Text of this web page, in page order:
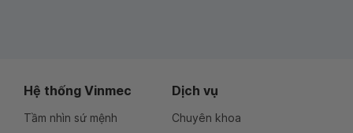
Hệ thống Vinmec
Tầm nhìn sứ mệnh
Dịch vụ
Chuyên khoa